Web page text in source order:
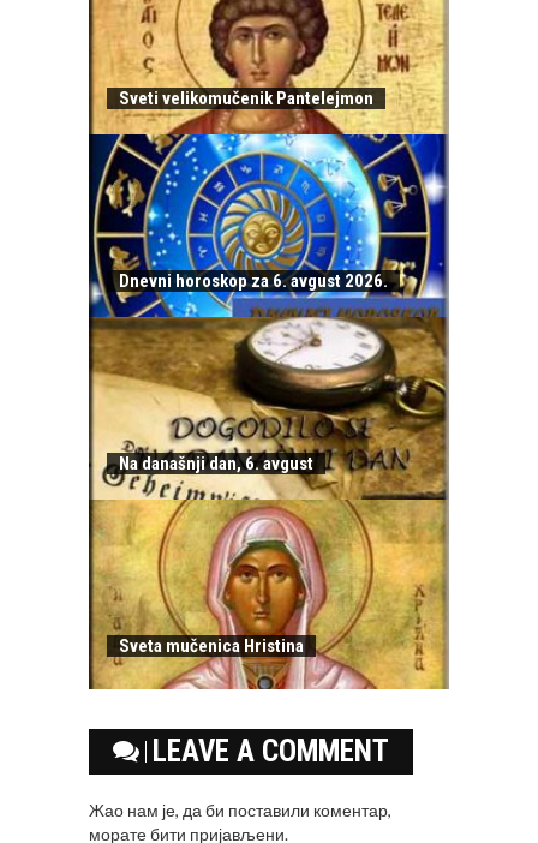
Sveti velikomučenik Pantelejmon
Dnevni horoskop za 6. avgust 2026.
Na današnji dan, 6. avgust
Sveta mučenica Hristina
LEAVE A COMMENT
Жао нам је, да би поставили коментар,
моратебити пријављени.